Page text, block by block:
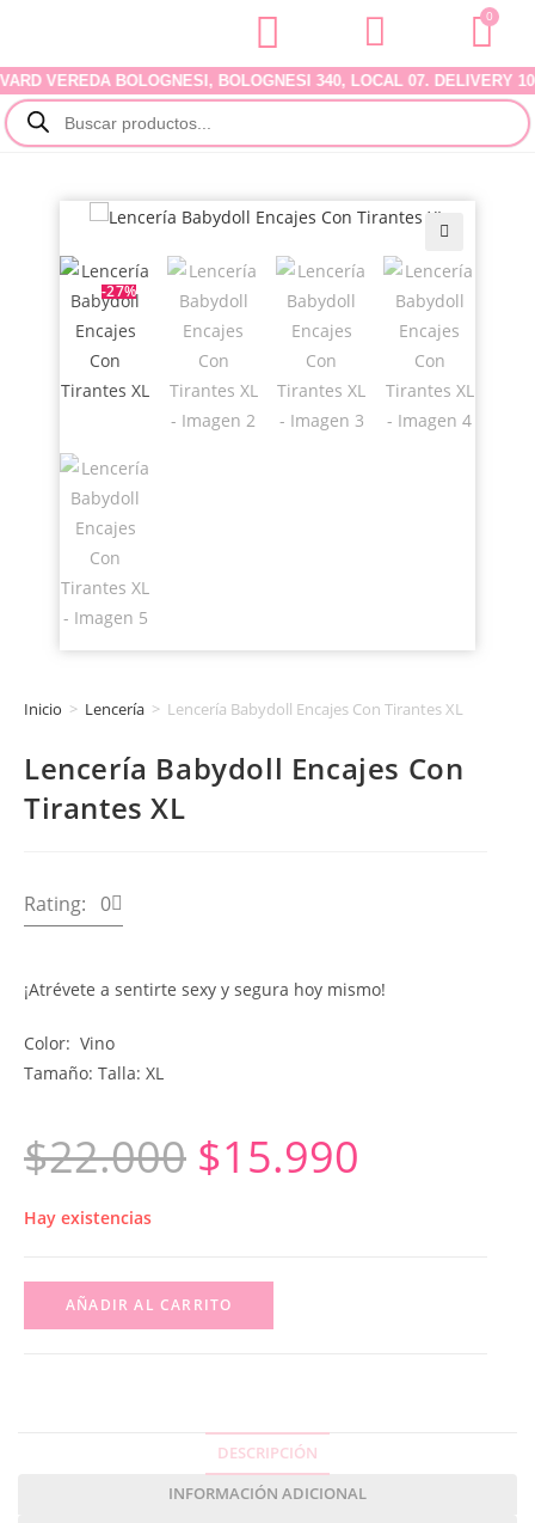
0
VEREDA BOLOGNESI, BOLOGNESI 340, LOCAL 07. DELIVERY
Inicio > Lencería > Lencería Babydoll Encajes Con Tirantes XL
Lencería Babydoll Encajes Con
Tirantes XL
Rating: 0
¡Atrévete a sentirte sexy y segura hoy mismo!
Color: Vino
Tamaño: Talla: XL
$22.000 $15.990
Hay existencias
AÑADIR AL CARRITO
-27%
🔍
DESCRIPCIÓN
INFORMACIÓN ADICIONAL